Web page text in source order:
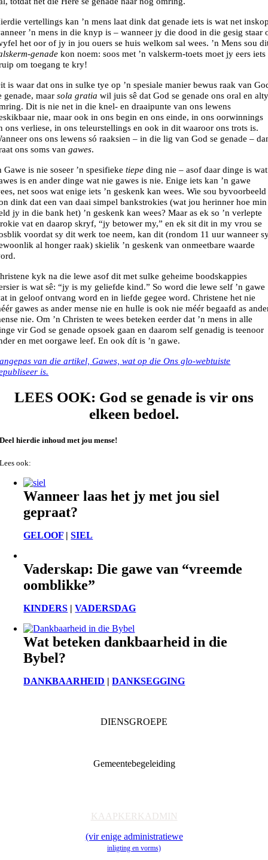
vertellings kan ’n mens laat dink dat genade iets is wat net
’n mens in die knyp is – wanneer jy die dood in die gesig staar
het oor of jy in jou ouers se huis welkom sal wees. ’n Mens sou
genade kon noem: soos met ’n valskerm-toets moet jy eers iets
om toegang te kry!
is waar dat ons in sulke tye op ’n spesiale manier bewus raak van
genade, maarsola gratia wil juis sê dat God se genade ons oral en
Dit is nie net in die knel- en draaipunte van ons lewens
nie, maar ook in ons begin en ons einde, in ons oorwinnings
ons verliese, in ons teleurstellings en ook in dit waaroor ons trots is.
ons ons lewens só raaksien – in die lig van God se genade –
ons soms vangawes.
Gawe is nie soseer ’n spesifieketiepe ding nie – asof daar dinge is wat
is en ander dinge wat nie gawes is nie. Enige iets kan ’n gawe
net soos wat enige iets ’n geskenk kan wees. Wie sou byvoorbeeld
dink dat een van daai simpel bankstrokies (wat jou herinner hoe min
jy in die bank het) ’n geskenk kan wees? Maar as ek so ’n verlepte
vat en daarop skryf, “jy betower my,” en ek sit dit in my vrou se
voordat sy dit werk toe neem, kan dit (rondom 11 uur wanneer
al honger raak) skielik ’n geskenk van onmeetbare waarde
kyk na die lewe asof dit met sulke geheime boodskappies
is wat sê: “jy is my geliefde kind.” So word die lewe self ’n gawe
in geloof ontvang word en in liefde gegee word. Christene het nie
gawes as ander mense nie en hulle is ook nie méér begaafd as
nie. Om ’n Christen te wees beteken eerder dat ’n mens in alle
vir God se genade opsoek gaan en daarom self genadig is teenoor
en met oorgawe leef. En ook dít is ’n gawe.
van die artikel, Gawes, wat op die Ons glo-webtuiste
is.
LEES OOK: God se genade is vir ons
elkeen bedoel.
Deel hierdie inhoud met jou mense!
Lees ook:
Wanneer laas het jy met jou siel
gepraat?
GELOOF |SIEL
Vaderskap: Die gawe van “vreemde
oomblikke”
KINDERS |VADERSDAG
Wat beteken dankbaarheid in die
Bybel?
DANKBAARHEID |DANKSEGGING
DIENSGROEPE
Gemeentebegeleiding
KAAPKERKADMIN
(vir enige administratiewe
inligting en vorms)